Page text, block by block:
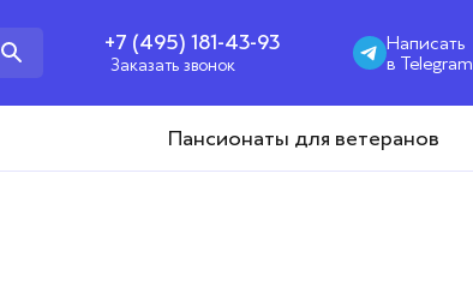
+7 (495) 181-43-93
Заказать звонок
Написать
в Telegram
Пансионаты для ветеранов